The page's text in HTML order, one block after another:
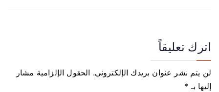
ح
ا
ل
اترك تعليقاً
لن يتم نشر عنوان بريدك الإلكتروني. الحقول الإلزامية مشار
إليها بـ *